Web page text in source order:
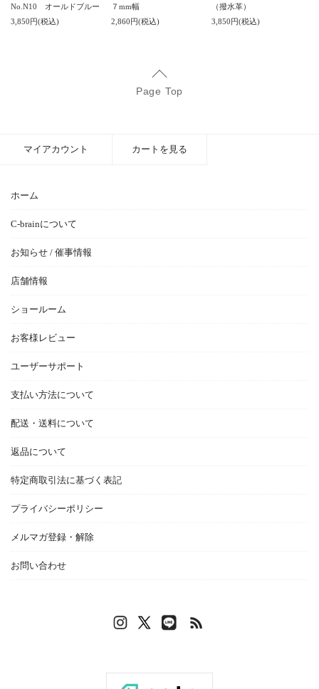
No.N10 オールドブルー
3,850円(税込)
７mm幅
2,860円(税込)
（撥水革）
3,850円(税込)
Page Top
ホーム
C-brainについて
お知らせ / 催事情報
店舗情報
ショールーム
お客様レビュー
ユーザーサポート
支払い方法について
配送・送料について
返品について
特定商取引法に基づく表記
プライバシーポリシー
メルマガ登録・解除
お問い合わせ
マイアカウント カートを見る